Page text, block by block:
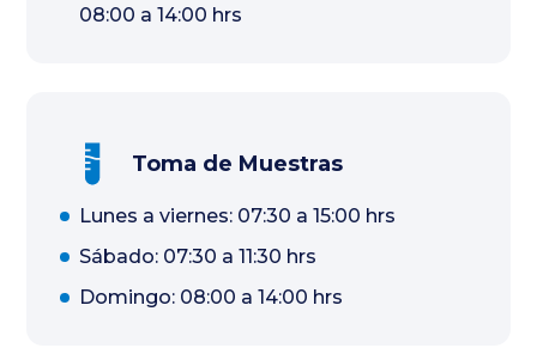
08:00 a 14:00 hrs
Toma de Muestras
Lunes a viernes: 07:30 a 15:00 hrs
Sábado: 07:30 a 11:30 hrs
Domingo: 08:00 a 14:00 hrs